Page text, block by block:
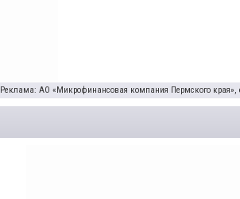
Реклама: АО «Микрофинансовая компания Пермского края»,